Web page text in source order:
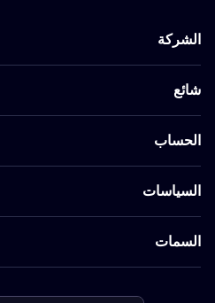
الشركة
شائع
الحساب
السياسات
السمات